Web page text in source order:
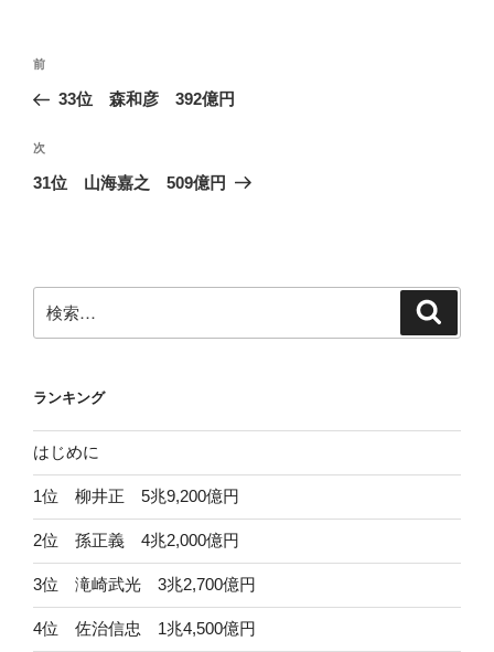
投
ナ
ビ
ゲ
ン
前
の
稿
前
33位 森和彦 392億円
次
の
次
31位 山海嘉之 509億円
索:
ランキング
はじめに
1位 柳井正 5兆9,200億円
2位 孫正義 4兆2,000億円
3位 滝崎武光 3兆2,700億円
4位 佐治信忠 1兆4,500億円